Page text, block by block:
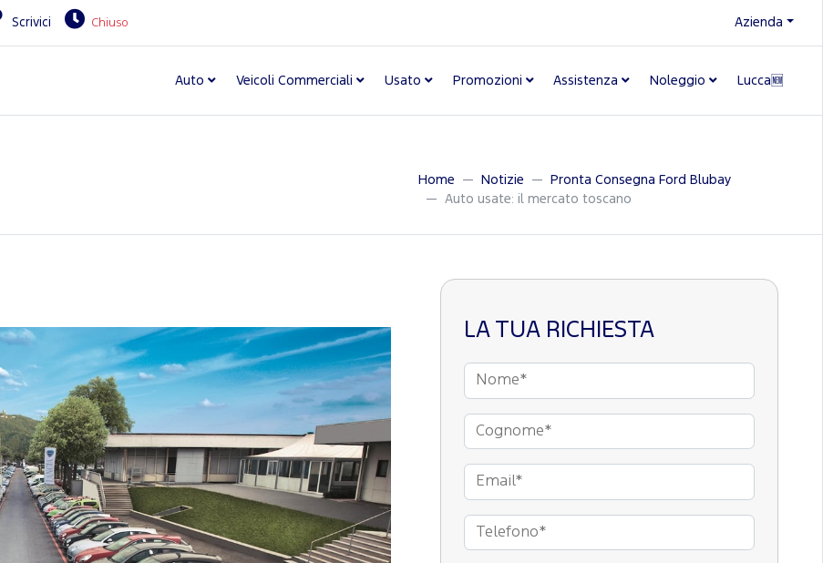
Scrivici Chiuso Azienda
Auto Veicoli Commerciali Usato Promozioni Assistenza Noleggio Lucca🆕
Home Notizie
Pronta Consegna Ford Blubay
Auto usate: il mercato toscano
LA TUA RICHIESTA